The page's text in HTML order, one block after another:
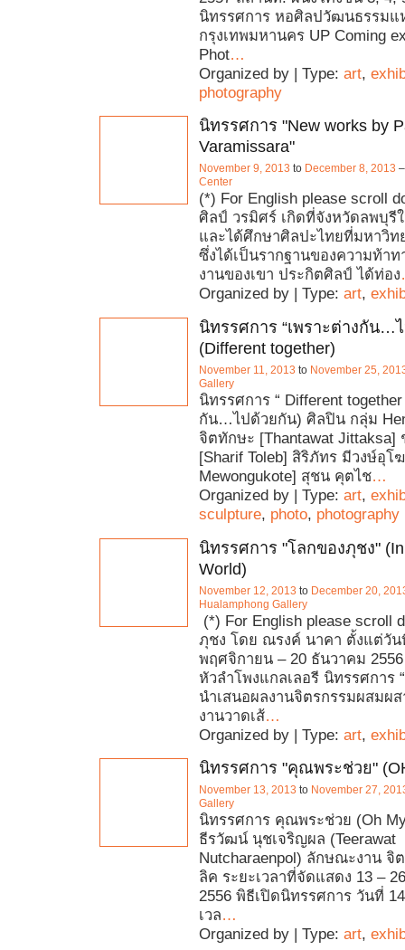
นิทรรศการ หอศิลปวัฒนธรรมแ
กรุงเทพมหานคร UP Coming
Phot…
Organized by | Type: art,
photography
นิทรรศการ "New works by
Varamissara"
November 9, 2013 to December 8, 2013
Center
(*) For English please scroll
ศิลป์ วรมิศร์ เกิดที่จังหวัดลพบุรี
และได้ศึกษาศิลปะไทยที่มหาวิท
ซึ่งได้เป็นรากฐานของความท้า
งานของเขา ประกิตศิลป์ ได้ท่อง
Organized by | Type: art,
นิทรรศการ “เพราะต่างกัน…
(Different together)
November 11, 2013 to November 25,
Gallery
นิทรรศการ “ Different together
กัน…ไปด้วยกัน) ศิลปิน กลุ่ม
จิตทักษะ [Thantawat Jittaksa]
[Sharif Toleb] สิริภัทร มีวงษ์อุโ
Mewongukote] สุชน คุตไช…
Organized by | Type: art,
sculpture, photo, photography
นิทรรศการ "โลกของภุชง" (In
World)
November 12, 2013 to December 20,
Hualamphong Gallery
(*) For English please scroll
ภุชง โดย ณรงค์ นาคา ตั้งแต่วัน
พฤศจิกายน – 20 ธันวาคม
หัวลำโพงแกลเลอรี นิทรรศการ
นำเสนอผลงานจิตรกรรมผสมผ
งานวาดเส้…
Organized by | Type: art,
นิทรรศการ "คุณพระช่วย"
November 13, 2013 to November 27,
Gallery
นิทรรศการ คุณพระช่วย (Oh
ธีรวัฒน์ นุชเจริญผล (Teerawat
Nutcharaenpol) ลักษณะงาน จิ
ลิค ระยะเวลาที่จัดแสดง 13 –
2556 พิธีเปิดนิทรรศการ วันที่
เวล…
Organized by | Type: art,